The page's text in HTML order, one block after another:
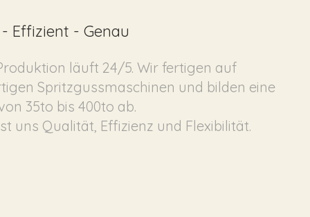
Effizient - Genau
läuft 24/5. Wir fertigen auf
Spritzgussmaschinen und bilden eine
35to bis 400to ab.
uns Qualität, Effizienz und Flexibilität.